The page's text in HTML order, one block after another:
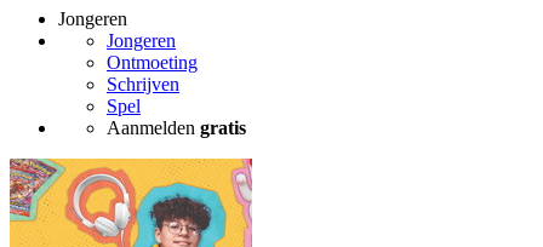
Jongeren
Jongeren
Ontmoeting
Schrijven
Spel
Aanmelden gratis